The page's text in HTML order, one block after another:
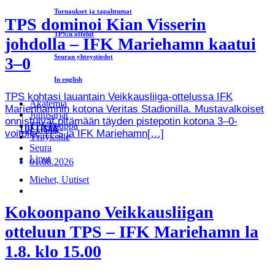
Turnaukset ja tapahtumat
TPS:n ottelut
Seuran yhteystiedot
In english
Akatemia
Juttusarjat
TPS-kauppa
Yrityksille
Seura
Liput
TPS dominoi Kian Visserin
johdolla – IFK Mariehamn kaatui
3–0
TPS kohtasi lauantain Veikkausliiga-ottelussa IFK
Marienhamnin kotona Veritas Stadionilla. Mustavalkoiset
onnistuivat pitämään täyden pistepotin kotona 3–0-
voitolla. TPS ja IFK Mariehamn[…]
LUE LISÄÄ
01.08.2026
Miehet, Uutiset
Kokoonpano Veikkausliigan
otteluun TPS – IFK Mariehamn la
1.8. klo 15.00